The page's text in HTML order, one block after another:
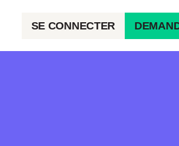
SE CONNECTER